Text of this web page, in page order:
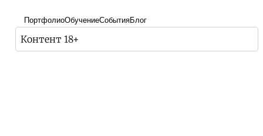
ПортфолиоОбучениеСобытияБлог
Контент 18+